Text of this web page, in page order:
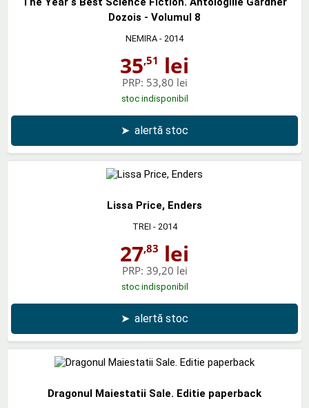
Dozois - Volumul 8
NEMIRA - 2014
35,51 lei
PRP: 53,80 lei
stoc indisponibil
➤ alertă stoc
Lissa Price, Enders
TREI - 2014
27,83 lei
PRP: 39,20 lei
stoc indisponibil
➤ alertă stoc
Dragonul Maiestatii Sale. Editie paperback